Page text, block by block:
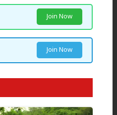
Join Now
Join Now